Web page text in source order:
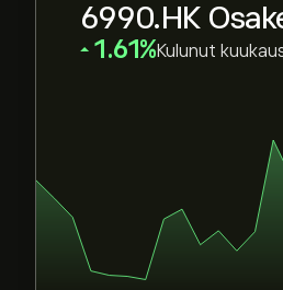
6990.HK
‎1.61‎ Kulunut